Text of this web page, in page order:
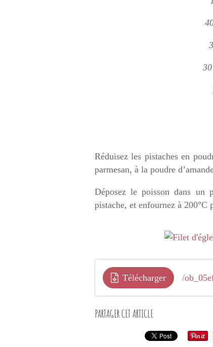
Réduisez les pistaches en
parmesan, à la poudre
Déposez le poisson dans un
pistache, et enfournez à 200°C
Télécharger /
PARTAGER CET ARTICLE